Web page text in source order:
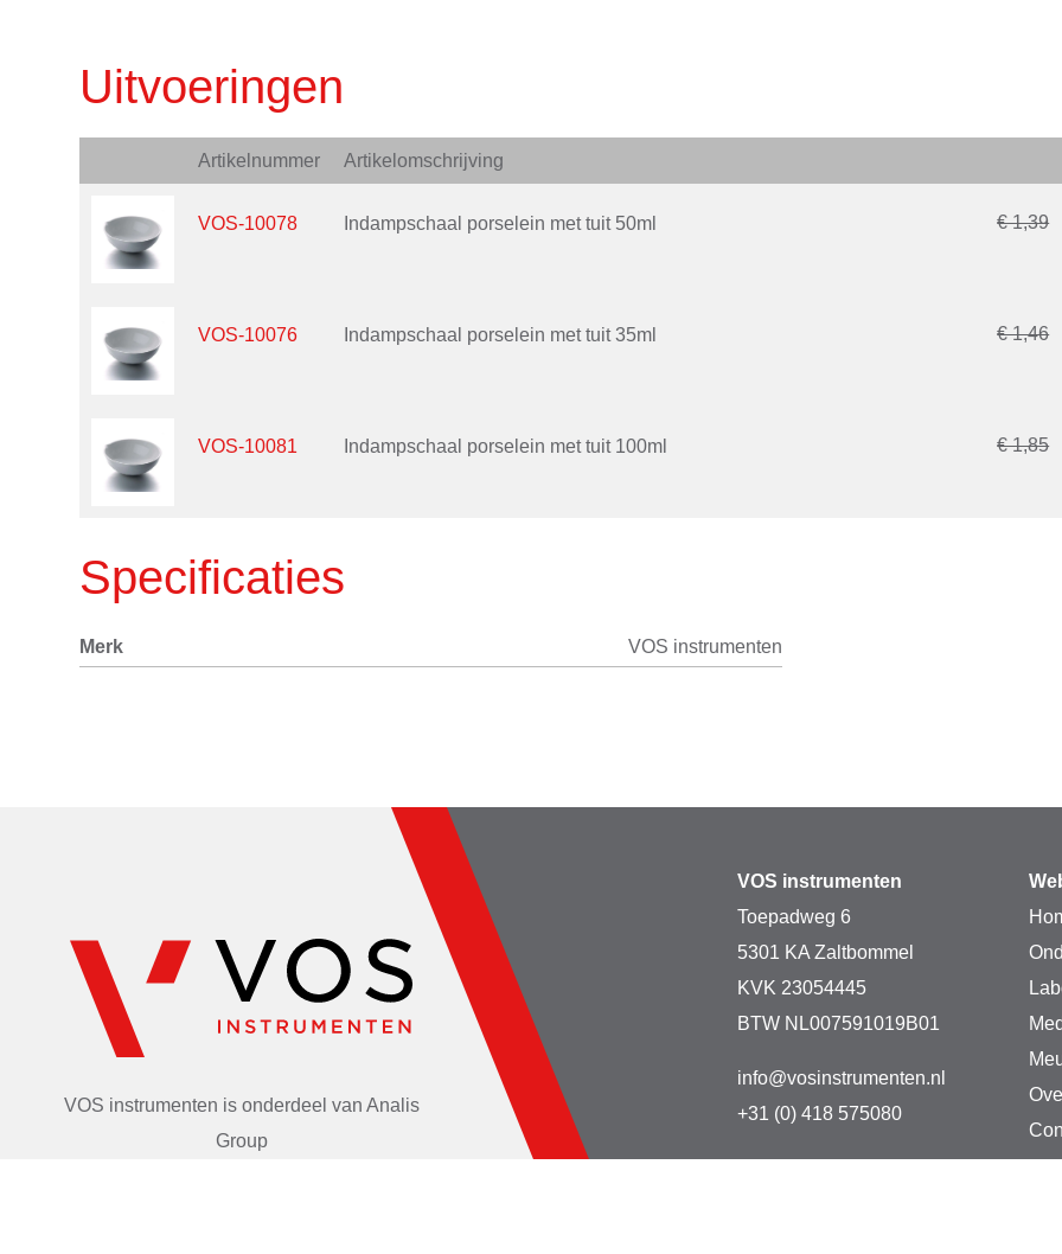
Uitvoeringen
Artikelnummer Artikelomschrijving
VOS-10078 Indampschaal porselein met tuit 50ml € 1,39
VOS-10076 Indampschaal porselein met tuit 35ml € 1,46
VOS-10081 Indampschaal porselein met tuit 100ml € 1,85
Specificaties
Merk VOS instrumenten
VOS instrumenten is onderdeel van Analis
Group
VOS instrumenten
Toepadweg 6
5301 KA Zaltbommel
KVK 23054445
BTW NL007591019B01
info@vosinstrumenten.nl
+31 (0) 418 575080